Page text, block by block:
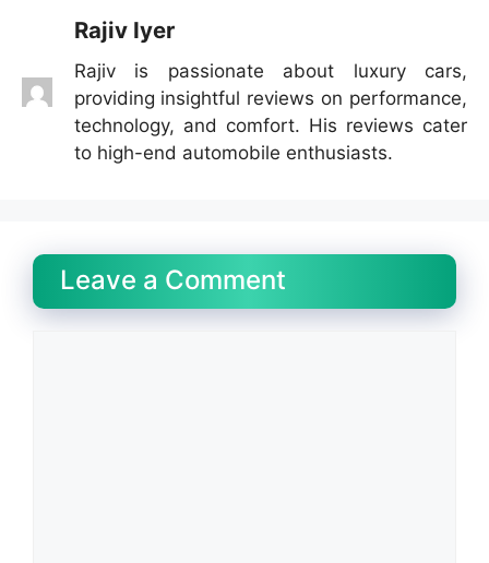
Rajiv Iyer
Rajiv is passionate about luxury cars,
providing insightful reviews on performance,
technology, and comfort. His reviews cater
to high-end automobile enthusiasts.
Leave a Comment